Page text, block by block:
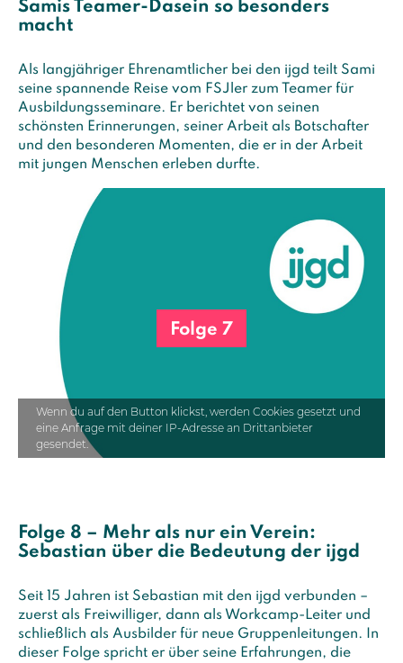
Samis Teamer-Dasein so besonders
macht
Als langjähriger Ehrenamtlicher bei den ijgd teilt Sami
seine spannende Reise vom FSJler zum Teamer für
Ausbildungsseminare. Er berichtet von seinen
schönsten Erinnerungen, seiner Arbeit als Botschafter
und den besonderen Momenten, die er in der Arbeit
mit jungen Menschen erleben durfte.
Folge 7
Wenn du auf den Button klickst, werden Cookies gesetzt und
eine Anfrage mit deiner IP-Adresse an Drittanbieter
gesendet.
Folge 8 – Mehr als nur ein Verein:
Sebastian über die Bedeutung der ijgd
Seit 15 Jahren ist Sebastian mit den ijgd verbunden –
zuerst als Freiwilliger, dann als Workcamp-Leiter und
schließlich als Ausbilder für neue Gruppenleitungen. In
dieser Folge spricht er über seine Erfahrungen, die